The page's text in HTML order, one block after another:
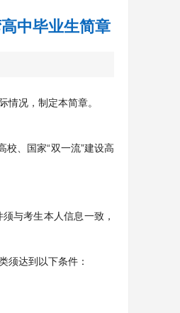
中毕业生简章
况，制定本简章。
校、国家“双一流”建设高
与考生本人信息一致，
须达到以下条件：